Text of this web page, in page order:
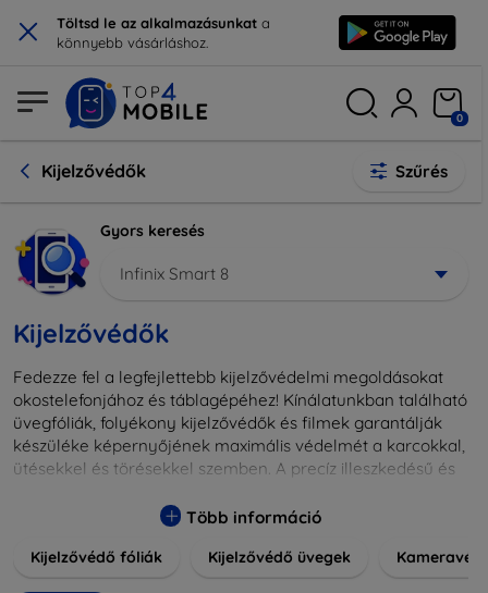
× Töltsd le az alkalmazásunkat a
könnyebb vásárláshoz.
0
Kijelzővédők Szűrés
Gyors keresés
Infinix Smart 8
Kijelzővédők
Fedezze fel a legfejlettebb kijelzővédelmi megoldásokat
okostelefonjához és táblagépéhez! Kínálatunkban található
üvegfóliák, folyékony kijelzővédők és filmek garantálják
készüléke képernyőjének maximális védelmét a karcokkal,
ütésekkel és törésekkel szemben. A precíz illeszkedésű és
hanem kristálytiszta képet is biztosítanak, megőrzi a
méretű és stílusú kijelzővédőink közül, hogy a
Több információ
Kijelzővédő fóliák Kijelzővédő üvegek